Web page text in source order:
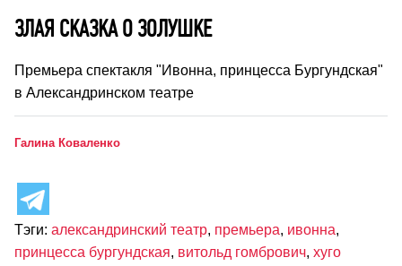
ЗЛАЯ СКАЗКА О ЗОЛУШКЕ
Премьера спектакля "Ивонна, принцесса Бургундская"
в Александринском театре
Галина Коваленко
Тэги: александринский театр, премьера, ивонна,
принцесса бургундская, витольд гомбрович, хуго